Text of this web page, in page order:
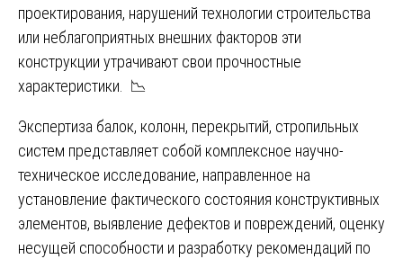
проектирования, нарушений технологии строительства
или неблагоприятных внешних факторов эти
конструкции утрачивают свои прочностные
характеристики. 📉
Экспертиза балок, колонн, перекрытий, стропильных
систем представляет собой комплексное научно-
техническое исследование, направленное на
установление фактического состояния конструктивных
элементов, выявление дефектов и повреждений, оценку
несущей способности и разработку рекомендаций по